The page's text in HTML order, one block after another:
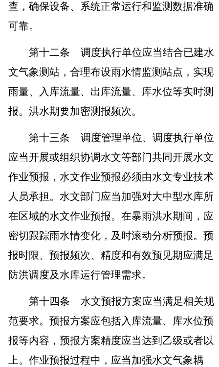
查，确保设备、系统正常运行和监测数据准确
可靠。
第十二条 调度执行单位应当结合已建水
文气象测站，合理布设雨水情监测站点，实现
雨量、入库流量、出库流量、库水位等实时测
报。洪水期要加密测报频次。
第十三条 调度管理单位、调度执行单位
应当开展或组织协调水文等部门共同开展水文
作业预报，水文作业预报必须由水文专业技术
人员承担。水文部门应当加强对大中型水库所
在区域的水文作业预报。在暴雨洪水期间，应
密切跟踪雨水情变化，及时滚动分析预报。预
报时限、预报频次、精度和有效预见期应满足
防洪调度及水库运行管理需求。
第十四条 水文预报方案应当满足相关规
范要求。预报方案应包括入库流量、库水位预
报等内容，预报方案精度应当达到乙级或者以
上。作业预报过程中，应当加强水文气象耦